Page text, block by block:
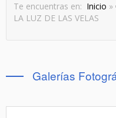
Te encuentras en: Inicio »
LA LUZ DE LAS VELAS
Galerías